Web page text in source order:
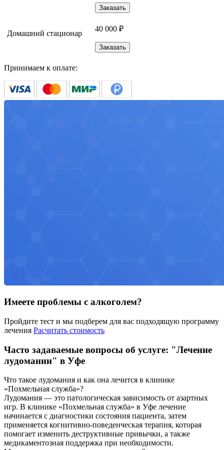
Заказать
Домашний стационар
40 000 ₽
Заказать
Принимаем к оплате:
Имеете проблемы с алкоголем?
Пройдите тест и мы подберем для вас подходящую программу
лечения Расчитать стоимость
Часто задаваемые вопросы об услуге: "Лечение
лудомании" в Уфе
Что такое лудомания и как она лечится в клинике
«Похмельная служба»?
Лудомания — это патологическая зависимость от азартных
игр. В клинике «Похмельная служба» в Уфе лечение
начинается с диагностики состояния пациента, затем
применяется когнитивно-поведенческая терапия, которая
помогает изменить деструктивные привычки, а также
медикаментозная поддержка при необходимости.